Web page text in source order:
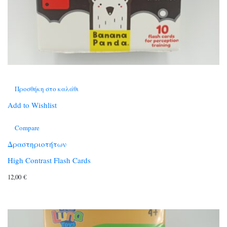
Προσθήκη στο καλάθι
Add to Wishlist
Compare
Δραστηριοτήτων
High Contrast Flash Cards
12,00 €